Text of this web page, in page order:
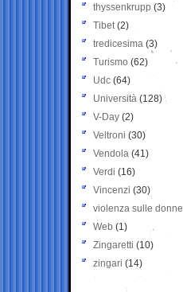
thyssenkrupp (3)
Tibet(2)
tredicesima (3)
Turismo (62)
Udc (64)
Università (128)
V-Day (2)
Veltroni (30)
Vendola (41)
Verdi (16)
Vincenzi (30)
violenza sulle donne
Web (1)
Zingaretti (10)
zingari (14)